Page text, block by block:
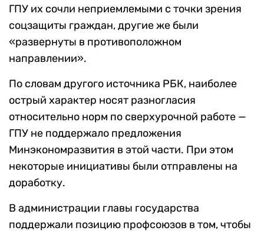
ГПУ их сочли неприемлемыми с точки зрения
соцзащиты граждан, другие же были
«развернуты в противоположном
направлении».
По словам другого источника РБК, наиболее
острый характер носят разногласия
относительно норм по сверхурочной работе —
ГПУ не поддержало предложения
Минэкономразвития в этой части. При этом
некоторые инициативы были отправлены на
доработку.
В администрации главы государства
поддержали позицию профсоюзов в том, чтобы